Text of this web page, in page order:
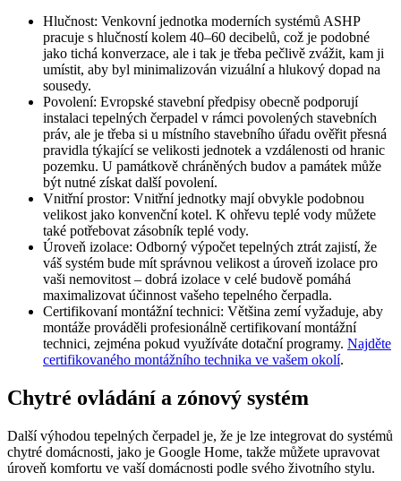
Hlučnost: Venkovní jednotka moderních systémů ASHP
pracuje s hlučností kolem 40–60 decibelů, což je podobné
jako tichá konverzace, ale i tak je třeba pečlivě zvážit, kam ji
umístit, aby byl minimalizován vizuální a hlukový dopad na
sousedy.
Povolení: Evropské stavební předpisy obecně podporují
instalaci tepelných čerpadel v rámci povolených stavebních
práv, ale je třeba si u místního stavebního úřadu ověřit přesná
pravidla týkající se velikosti jednotek a vzdálenosti od hranic
pozemku. U památkově chráněných budov a památek může
být nutné získat další povolení.
Vnitřní prostor: Vnitřní jednotky mají obvykle podobnou
velikost jako konvenční kotel. K ohřevu teplé vody můžete
také potřebovat zásobník teplé vody.
Úroveň izolace: Odborný výpočet tepelných ztrát zajistí, že
váš systém bude mít správnou velikost a úroveň izolace pro
vaši nemovitost – dobrá izolace v celé budově pomáhá
maximalizovat účinnost vašeho tepelného čerpadla.
Certifikovaní montážní technici: Většina zemí vyžaduje, aby
montáže prováděli profesionálně certifikovaní montážní
technici, zejména pokud využíváte dotační programy. Najděte
certifikovaného montážního technika ve vašem okolí.
Chytré ovládání a zónový systém
Další výhodou tepelných čerpadel je, že je lze integrovat do systémů
chytré domácnosti, jako je Google Home, takže můžete upravovat
úroveň komfortu ve vaší domácnosti podle svého životního stylu.